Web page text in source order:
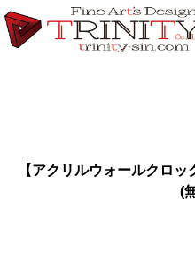
【アクリルウォールクロ
(